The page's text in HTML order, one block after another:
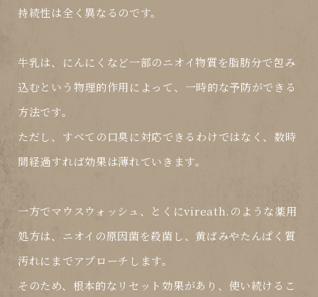
持続性は全く異なるのです。
牛乳は、にんにくなど一部のニオイ物質を脂肪分で包み
込むという物理的作用によって、 一時的な予防ができる
方法です。
ただし、すべての口臭に対応できるわけではなく、数時
間経過すれば効果は薄れていきます。
一方でマウスウォッシュ、とくにvireath.のような薬用
処方は、 ニオイの原因菌を殺菌し、黄ばみやたんぱく質
汚れにまでアプローチ します。
そのため、 根本的なリセット効果があり、使い続けるこ